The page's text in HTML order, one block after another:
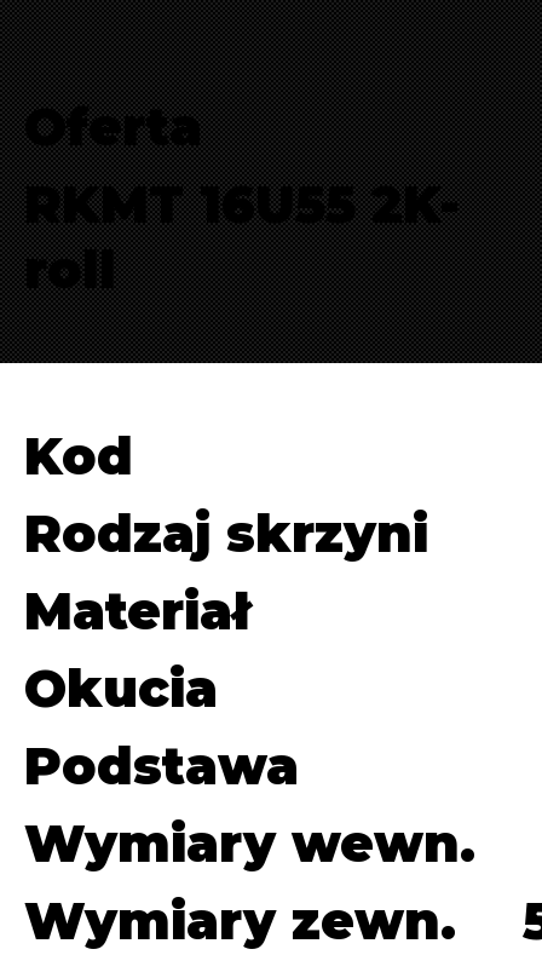
Oferta
RKMT 16U55 2K-
roll
Kod
Rodzaj skrzyni
Materiał
Okucia
Podstawa
Wymiary wewn.
Wymiary zewn.